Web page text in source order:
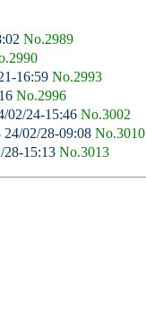
No.2989
16:59 No.2993
No.2996
02/24-15:46 No.3002
24/02/28-09:08 No.3010
28-15:13 No.3013